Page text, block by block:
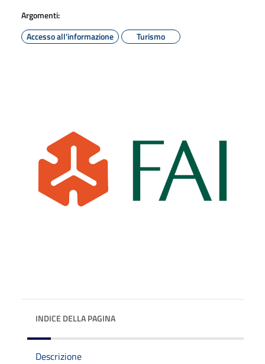
Argomenti:
Accesso all'informazione
Turismo
INDICE DELLA PAGINA
Descrizione